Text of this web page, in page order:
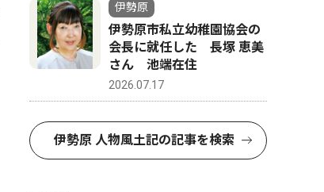
伊勢原
伊勢原市私立幼稚園協会の
会長に就任した 長塚 恵美
さん 池端在住
2026.07.17
伊勢原 人物風土記の記事を検索